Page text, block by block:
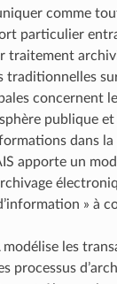
comme
particulier
traitement
traditionnelles
concernent
publique
dans
apporte un
» à
les
processus